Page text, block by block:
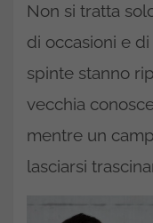
Non si tratta
di occasioni e
spinte stanno
vecchia
mentre un
lasciarsi